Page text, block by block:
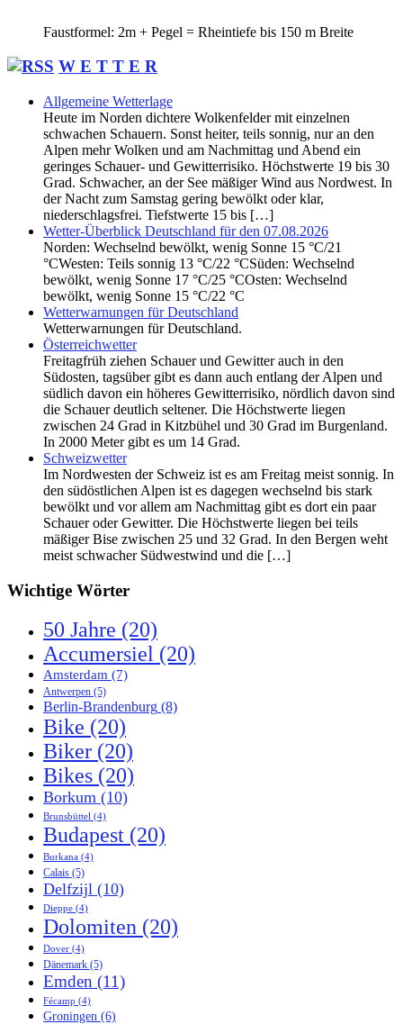
Faustformel: 2m + Pegel = Rheintiefe bis 150 m Breite
W E T T E R
Allgemeine Wetterlage
Heute im Norden dichtere Wolkenfelder mit einzelnen
schwachen Schauern. Sonst heiter, teils sonnig, nur an den
Alpen mehr Wolken und am Nachmittag und Abend ein
geringes Schauer- und Gewitterrisiko. Höchstwerte 19 bis 30
Grad. Schwacher, an der See mäßiger Wind aus Nordwest. In
der Nacht zum Samstag gering bewölkt oder klar,
niederschlagsfrei. Tiefstwerte 15 bis […]
Wetter-Überblick Deutschland für den 07.08.2026
Norden: Wechselnd bewölkt, wenig Sonne 15 °C/21
°CWesten: Teils sonnig 13 °C/22 °CSüden: Wechselnd
bewölkt, wenig Sonne 17 °C/25 °COsten: Wechselnd
bewölkt, wenig Sonne 15 °C/22 °C
Wetterwarnungen für Deutschland
Wetterwarnungen für Deutschland.
Österreichwetter
Freitagfrüh ziehen Schauer und Gewitter auch in den
Südosten, tagsüber gibt es dann auch entlang der Alpen und
südlich davon ein höheres Gewitterrisiko, nördlich davon sind
die Schauer deutlich seltener. Die Höchstwerte liegen
zwischen 24 Grad in Kitzbühel und 30 Grad im Burgenland.
In 2000 Meter gibt es um 14 Grad.
Schweizwetter
Im Nordwesten der Schweiz ist es am Freitag meist sonnig. In
den südöstlichen Alpen ist es dagegen wechselnd bis stark
bewölkt und vor allem am Nachmittag gibt es dort ein paar
Schauer oder Gewitter. Die Höchstwerte liegen bei teils
mäßiger Bise zwischen 25 und 32 Grad. In den Bergen weht
meist schwacher Südwestwind und die […]
Wichtige Wörter
50 Jahre (20)
Accumersiel (20)
Amsterdam (7)
Antwerpen (5)
Berlin-Brandenburg (8)
Bike (20)
Biker (20)
Bikes (20)
Borkum (10)
Brunsbüttel (4)
Budapest (20)
Burkana (4)
Calais (5)
Delfzijl (10)
Dieppe (4)
Dolomiten (20)
Dover (4)
Dänemark (5)
Emden (11)
Fécamp (4)
Groningen (6)